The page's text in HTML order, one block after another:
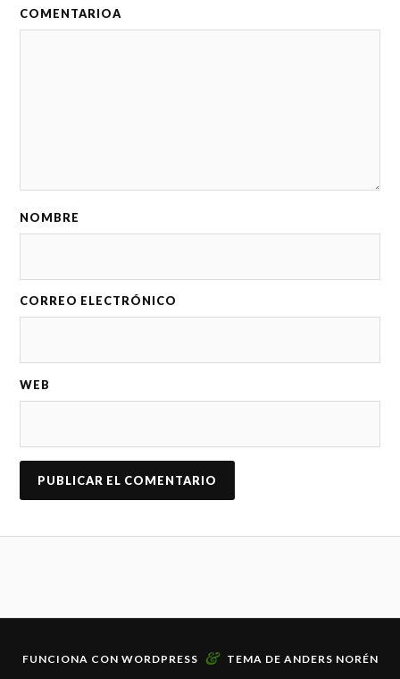
COMENTARIO
NOMBRE
CORREO ELECTRÓNICO
WEB
FUNCIONA CON WORDPRESS & TEMA DE ANDERS NORÉN